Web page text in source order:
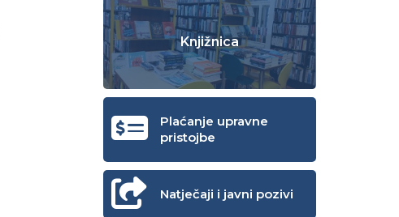
Knjižnica
Plaćanje upravne
pristojbe
Natječaji i javni pozivi